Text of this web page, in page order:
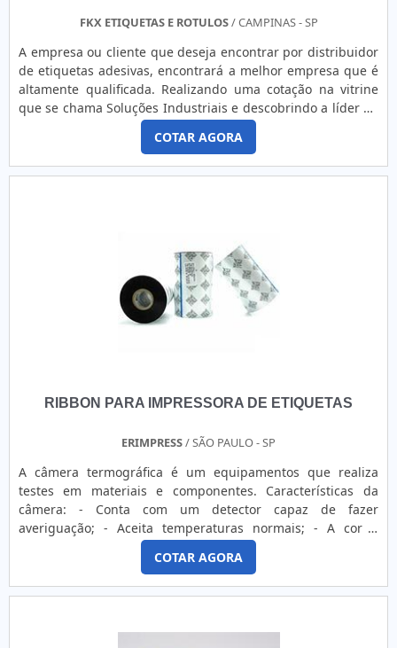
FKX ETIQUETAS E ROTULOS/ CAMPINAS - SP
A empresa ou cliente que deseja encontrar por distribuidor
de etiquetas adesivas, encontrará a melhor empresa que é
altamente qualificada. Realizando uma cotação na vitrine
que se chama Soluções Industriais e descobrindo a líder do
segmento.Quando o desejo é por distribuidores de
etiquetas adesivas, com a FKX Etiquetas e Rótulos
encontramos precisão com rótulos e etiquetas adequados
em criar aos parceiros uma estrutura com: Escritório de
alta qualidade onde são realizadas as atividades; Presença
em todo o território nacional; Tecnologia de ponta. Tudo
isso para garantir que se tenha distribuidores de etiquetas
proteção, detalhes que passam despercebidos e podem
pela qual a FKX Etiquetas e Rótulos é segura quando
foco é oferecer o que existe de melhor no mercado para
garantir o sucesso dos clientes. Tem uma equipe com
colaboradores certificados que esperam seu contato para
melhor atender.PARTICULARIDADES SINGULARES DA
EMPRESASomente na FKX Etiquetas e Rótulos existem as
melhores condições para quem deseja achar o que precisa
para etiquetas e rótulos adesivos. Os clientes encontram
assertividade.Com a organização é possível tirar as suas
COTAR AGORA
RIBBON PARA IMPRESSORA DE ETIQUETAS
ERIMPRESS/ SÃO PAULO - SP
A câmera termográfica é um equipamentos que realiza
testes em materiais e componentes. Características da
câmera: - Conta com um detector capaz de fazer
averiguação; - Aceita temperaturas normais; - A cor é
alterada de acordo com a temperatura. A Testo do Brasil
oferece câmera termográfica em dois modelos. São eles: - A
câmara termográfica testo 885-1: numa mala robusra incl.
COTAR AGORA